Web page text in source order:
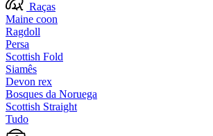
Raças
Maine coon
Ragdoll
Persa
Scottish Fold
Siamês
Devon rex
Bosques da Noruega
Scottish Straight
Tudo